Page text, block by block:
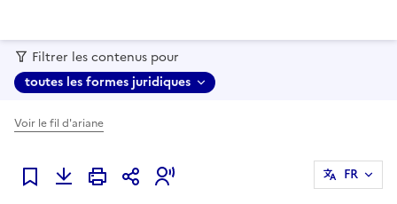
Filtrer les contenus pour
toutes les formes juridiques
Voir le fil d'ariane
Ajouter à mes favoris
FR